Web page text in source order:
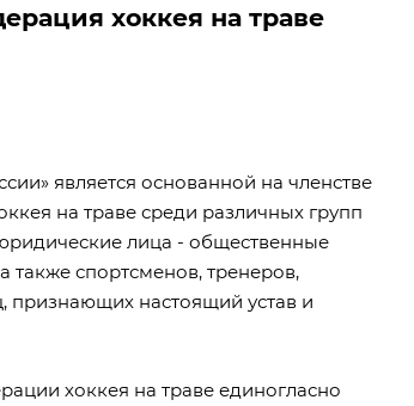
хоккея на траве
является основанной на членстве
на траве среди различных групп
лица - общественные
также спортсменов, тренеров,
признающих настоящий устав и
хоккея на траве единогласно